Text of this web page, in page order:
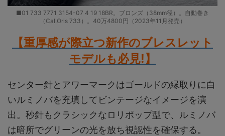
■01 733 7771 3154-07 4 19 18BR。ブロンズ（38mm径）。自動巻き
（Cal.Oris 733）。40万4800円（2023年11月発売）
【重厚感が際立つ新作のブレスレット
モデルも必見!】
センター針とアワーマークはゴールドの縁取りに白
いルミノバを充填してビンテージなイメージを演
出。秒針もクラシックなロリポップ型で、ルミノバ
は暗所でグリーンの光を放ち視認性を確保する。